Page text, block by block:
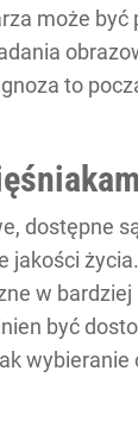
może
to
dostępne
jakości
w
być